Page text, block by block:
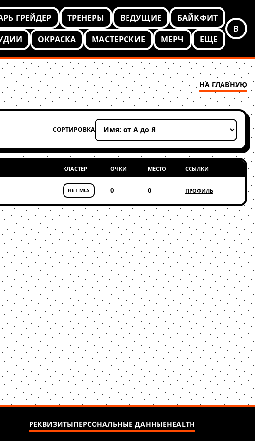
ГРЕЙДЕР ТРЕНЕРЫ ВЕДУЩИЕ
БАЙКФИТ
ОКРАСКА МАСТЕРСКИЕ МЕРЧ ЕЩЕ
В
НА ГЛАВНУЮ
СОРТИРОВКА
Применить сортировку
КЛАСТЕР ОЧКИ МЕСТО ССЫЛКИ
НЕТ MCS 0 0 ПРОФИЛЬ
РЕКВИЗИТЫПЕРСОНАЛЬНЫЕ ДАННЫЕHEALTH